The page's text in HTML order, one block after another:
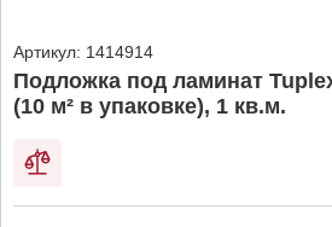
Артикул: 1414914
Подложка под ламинат
(10 м² в упаковке), 1 кв.м.